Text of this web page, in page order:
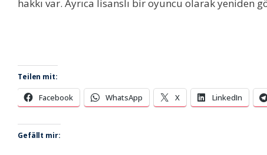
hakkı var. Ayrıca lisanslı bir oyuncu olarak
Teilen mit:
Facebook WhatsApp X LinkedIn
Gefällt mir: